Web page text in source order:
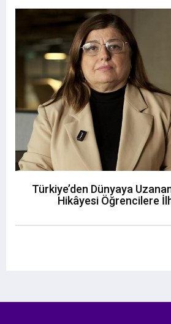
Türkiye’den Dünyaya
Hikâyesi Öğrencilere